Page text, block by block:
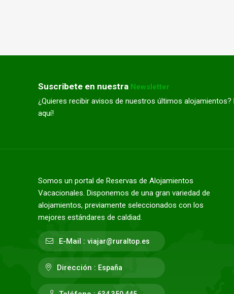
Suscribete en nuestra Newsletter
¿Quieres recibir avisos de nuestros últimos alojamientos?
aquí!
Somos un portal de Reservas de Alojamientos
Vacacionales. Disponemos de una gran variedad de
alojamientos, previamente seleccionados con los
mejores estándares de caldiad.
E-Mail : viajar@ruraltop.es
Dirección : España